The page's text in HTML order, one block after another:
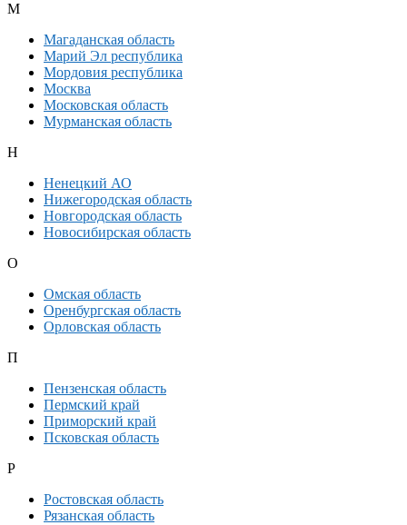
М
Магаданская область
Марий Эл республика
Мордовия республика
Москва
Московская область
Мурманская область
Н
Ненецкий АО
Нижегородская область
Новгородская область
Новосибирская область
О
Омская область
Оренбургская область
Орловская область
П
Пензенская область
Пермский край
Приморский край
Псковская область
Р
Ростовская область
Рязанская область